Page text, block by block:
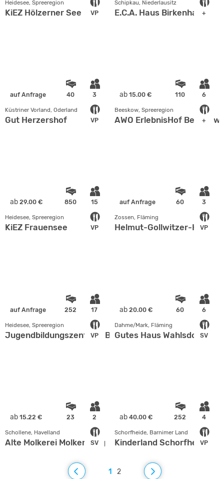
VP
Heidesee, Spreeregion
KiEZ Hölzerner See +
Schipkau, Niederlausitz
E.C.A. Haus Birkenhain
auf Anfrage 40 3
VP
Küstriner Vorland, Oderland
Gut Herzershof
ab 15.00 € 110 6
+
Beeskow, Spreeregion
AWO ErlebnisHof Beeskow
ab 29.00 € 850 15
VP
Heidesee, Spreeregion
KiEZ Frauensee
auf Anfrage 60 3
VP
Zossen, Fläming
Helmut-Gollwitzer-Haus
auf Anfrage 252 17
VP
Heidesee, Spreeregion
Jugendbildungszentrum Blossin e. V.
ab 20.00 € 60 6
SV
Dahme/Mark, Fläming
Gutes Haus Wahlsdorf
ab 15.22 € 23 2
SV
Schollene, Havelland
Alte Molkerei Molkenberg
ab 40.00 € 252 4
VP
Schorfheide, Barnimer Land
Kinderland Schorfheide
1 2